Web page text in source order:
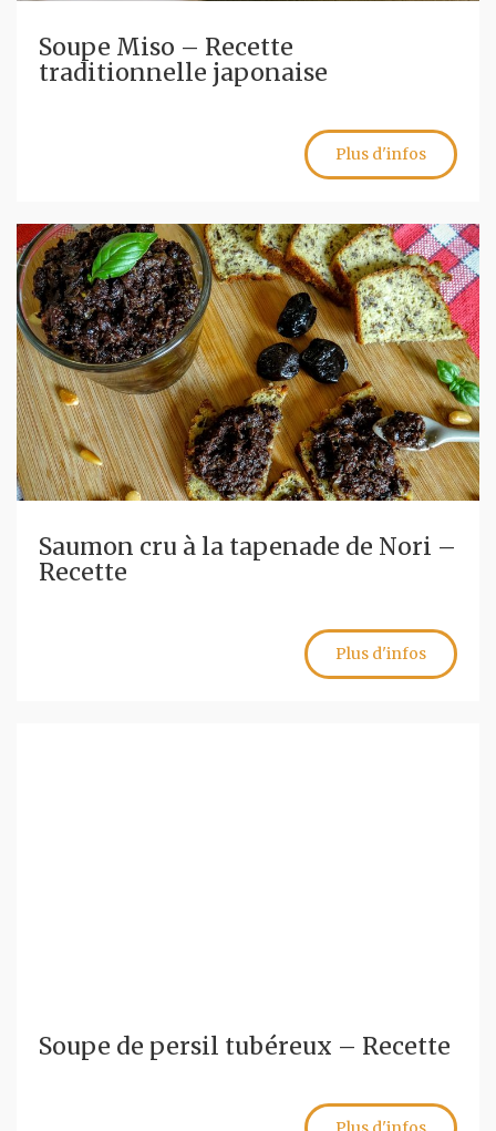
Soupe Miso – Recette
traditionnelle japonaise
Plus d'infos
Saumon cru à la tapenade de Nori –
Recette
Plus d'infos
Soupe de persil tubéreux – Recette